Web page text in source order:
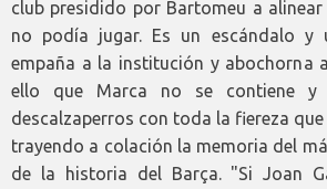
club presidido por Bartomeu a
no podía jugar. Es un escándalo y
empaña a la institución y abochorna
ello que Marca no se contiene y
descalzaperros con toda la fiereza
trayendo a colación la memoria del
de la historia del Barça. "Si Joan